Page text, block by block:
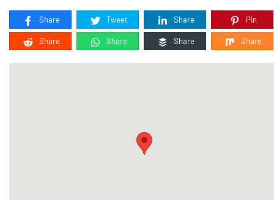
Share Tweet Share Pin
Share Share Share Share